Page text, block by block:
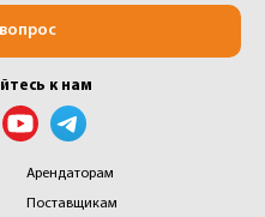
Арендаторам
Поставщикам
к нам